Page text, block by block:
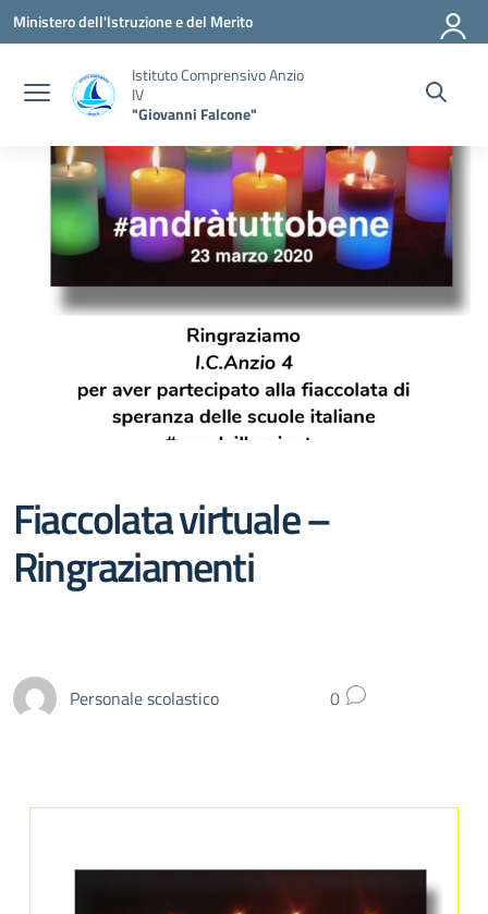
Vai ai contenuti
Vai al menu di navigazione
Vai al footer
Ministero dell'Istruzione e del Merito
Istituto Comprensivo Anzio
IV
"Giovanni Falcone"
Fiaccolata virtuale –
Ringraziamenti
Personale scolastico 0